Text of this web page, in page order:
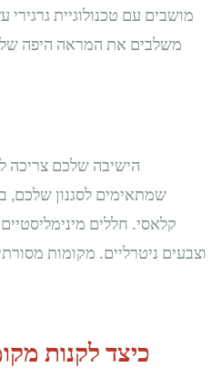
מושבים עם טכנולוגיית
משלבים את המראה היפה
הישיבה שלכם צריכה
שמתאימים לסגנון שלכם,
קלאסי. חללים
וצבעים ניטרליים. מקומות
כיצד לקנות